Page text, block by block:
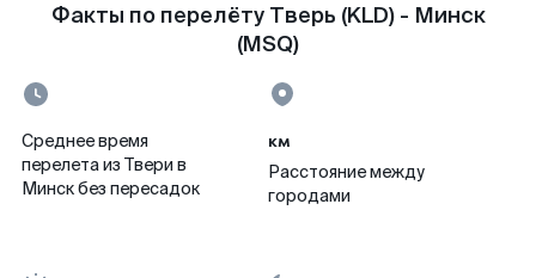
Факты по перелёту Тверь (KLD) - Минск
(MSQ)
Среднее время
перелета из Твери в
Минск без пересадок
км
Расстояние между
городами